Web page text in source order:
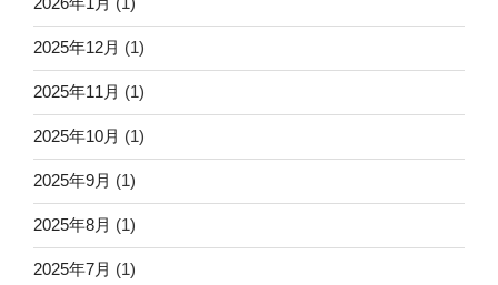
2025年12月 (1)
2025年11月 (1)
2025年10月 (1)
2025年9月 (1)
2025年8月 (1)
2025年7月 (1)